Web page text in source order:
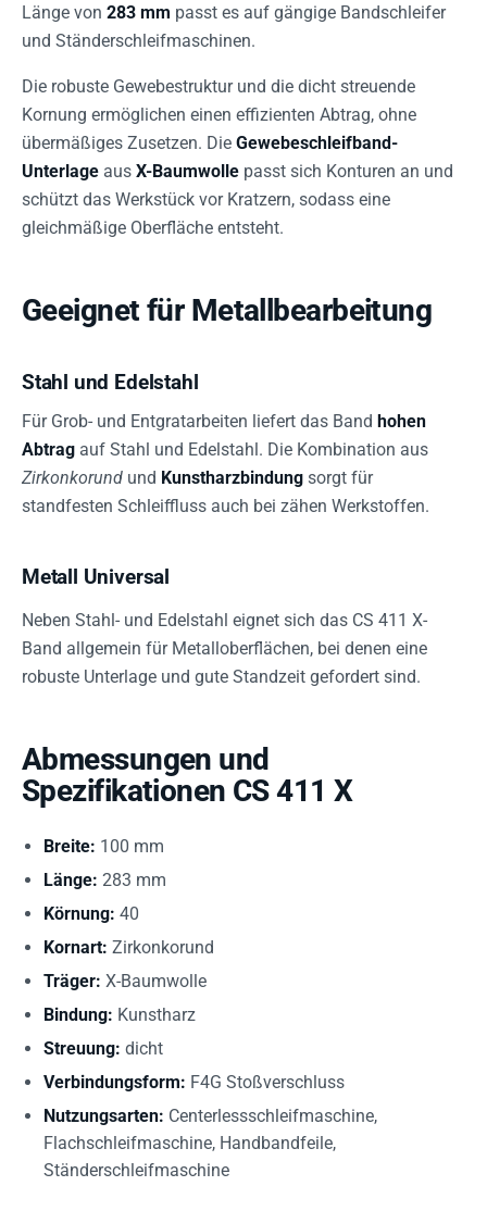
Länge von 283 mm passt es auf gängige Bandschleifer
und Ständerschleifmaschinen.
Die robuste Gewebestruktur und die dicht streuende
Kornung ermöglichen einen effizienten Abtrag, ohne
übermäßiges Zusetzen. Die Gewebeschleifband-
Unterlage aus X-Baumwolle passt sich Konturen an und
schützt das Werkstück vor Kratzern, sodass eine
gleichmäßige Oberfläche entsteht.
Geeignet für Metallbearbeitung
Stahl und Edelstahl
Für Grob- und Entgratarbeiten liefert das Band hohen
Abtrag auf Stahl und Edelstahl. Die Kombination aus
Zirkonkorund und Kunstharzbindung sorgt für
standfesten Schleiffluss auch bei zähen Werkstoffen.
Metall Universal
Neben Stahl- und Edelstahl eignet sich das CS 411 X-
Band allgemein für Metalloberflächen, bei denen eine
robuste Unterlage und gute Standzeit gefordert sind.
Abmessungen und
Spezifikationen CS 411 X
Breite: 100 mm
Länge: 283 mm
Körnung: 40
Kornart: Zirkonkorund
Träger: X-Baumwolle
Bindung: Kunstharz
Streuung: dicht
Verbindungsform: F4G Stoßverschluss
Nutzungsarten: Centerlessschleifmaschine,
Flachschleifmaschine, Handbandfeile,
Ständerschleifmaschine